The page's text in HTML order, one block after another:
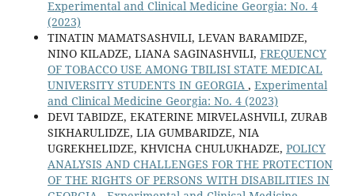
Experimental and Clinical Medicine Georgia: No. 4
(2023)
TINATIN MAMATSASHVILI, LEVAN BARAMIDZE,
NINO KILADZE, LIANA SAGINASHVILI, FREQUENCY
OF TOBACCO USE AMONG TBILISI STATE MEDICAL
UNIVERSITY STUDENTS IN GEORGIA , Experimental
and Clinical Medicine Georgia: No. 4 (2023)
DEVI TABIDZE, EKATERINE MIRVELASHVILI, ZURAB
SIKHARULIDZE, LIA GUMBARIDZE, NIA
UGREKHELIDZE, KHVICHA CHULUKHADZE, POLICY
ANALYSIS AND CHALLENGES FOR THE PROTECTION
OF THE RIGHTS OF PERSONS WITH DISABILITIES IN